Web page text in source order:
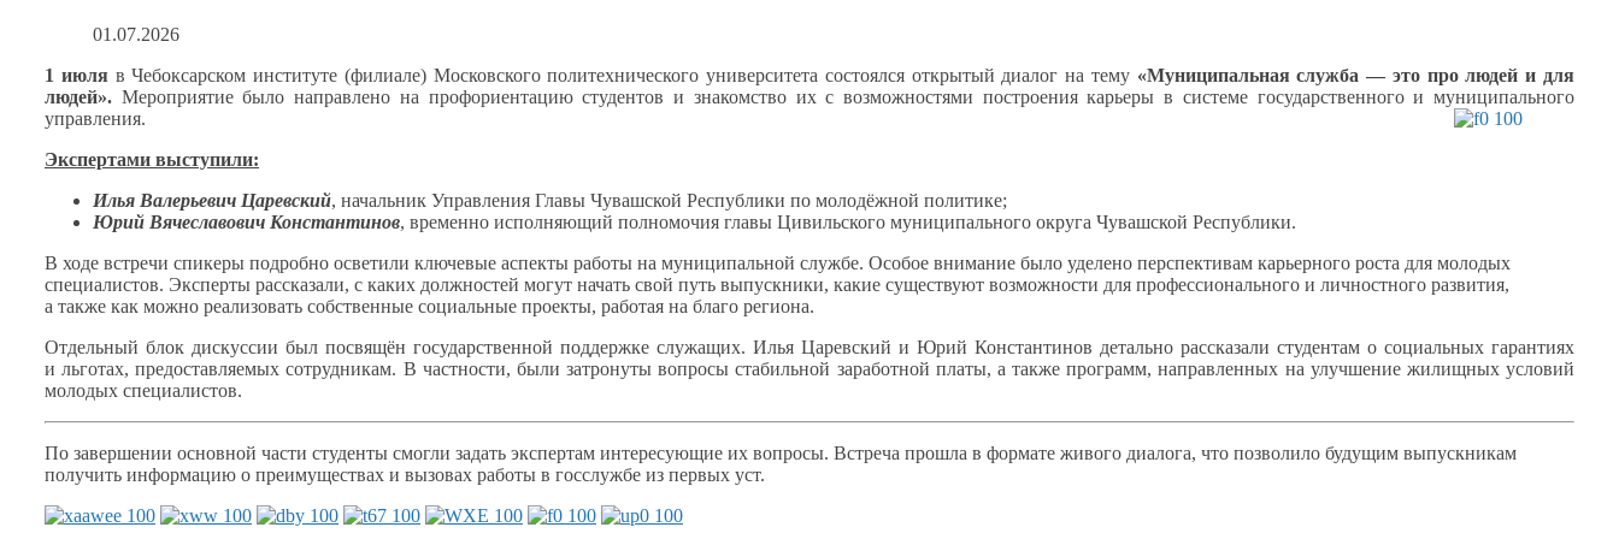
01.07.2026
1 июля в Чебоксарском институте (филиале) Московского политехнического университета состоялся открытый диалогна тему «Муниципальная служба — это про людейи для
людей». Мероприятие было направлено на профориентациюстудентови знакомствоихс возможностями построения карьерыв системегосударственногои муниципального
управления.
Экспертами выступили:
Илья Валерьевич Царевский, начальник Управления Главы Чувашской Республики по молодёжной политике;
Юрий Вячеславович Константинов, временно исполняющий полномочия главы Цивильского муниципального округа Чувашской Республики.
В ходе встречи спикеры подробно осветили ключевые аспекты работы на муниципальной службе. Особое внимание было уделено перспективам карьерного роста для молодых
специалистов. Эксперты рассказали, с каких должностей могут начать свой путь выпускники, какие существуют возможности для профессионального и личностного развития,
а также как можно реализовать собственные социальные проекты, работая на благо региона.
Отдельный блок дискуссии был посвящён государственной поддержке служащих. Илья Царевский и Юрий Константинов детально рассказали студентам о социальных гарантиях
и льготах, предоставляемых сотрудникам. В частности, были затронуты вопросы стабильной заработной платы, а также программ, направленных на улучшениежилищных условий
молодых специалистов.
По завершении основной части студенты смогли задать экспертам интересующие их вопросы. Встреча прошла в формате живого диалога, что позволило будущим выпускникам
получить информацию о преимуществах и вызовах работы в госслужбе из первых уст.